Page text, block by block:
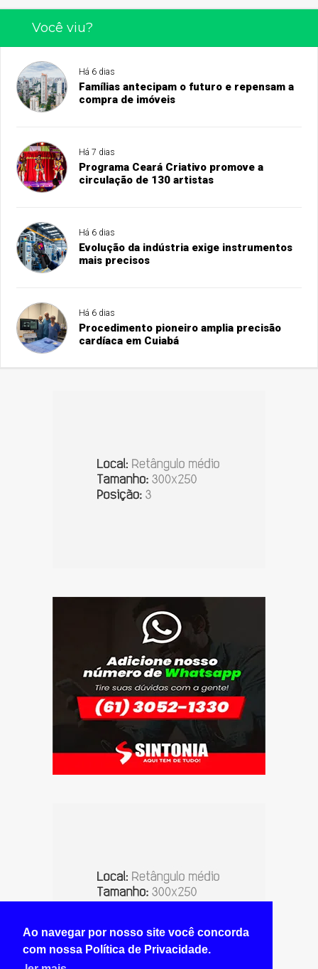
Ao navegar por nosso site você concorda
com nossa Política de Privacidade.
Você viu?
Há 6 dias
Famílias antecipam o futuro e repensam a
compra de imóveis
Há 7 dias
Programa Ceará Criativo promove a
circulação de 130 artistas
Há 6 dias
Evolução da indústria exige instrumentos
mais precisos
Há 6 dias
Procedimento pioneiro amplia precisão
cardíaca em Cuiabá